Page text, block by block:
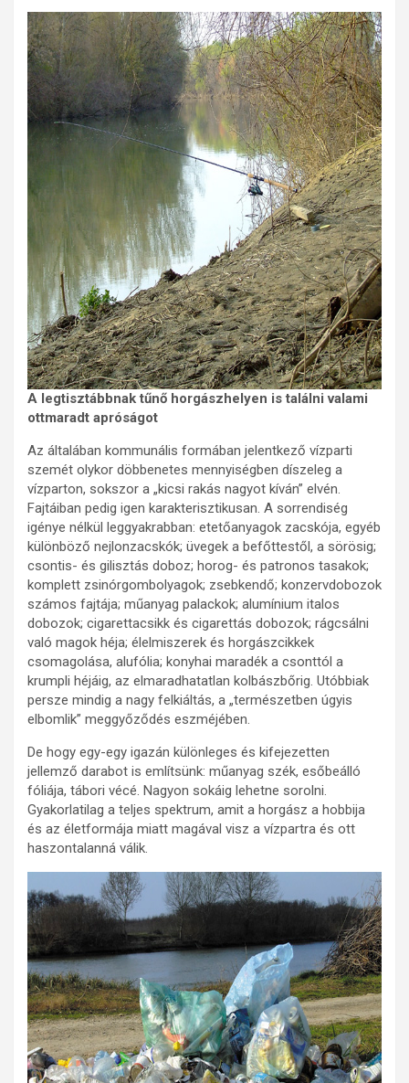
A legtisztábbnak tűnő horgászhelyen is találni valami
ottmaradt apróságot
Az általában kommunális formában jelentkező vízparti
szemét olykor döbbenetes mennyiségben díszeleg a
vízparton, sokszor a „kicsi rakás nagyot kíván” elvén.
Fajtáiban pedig igen karakterisztikusan. A sorrendiség
igénye nélkül leggyakrabban: etetőanyagok zacskója, egyéb
különböző nejlonzacskók; üvegek a befőttestől, a sörösig;
csontis- és gilisztás doboz; horog- és patronos tasakok;
komplett zsinórgombolyagok; zsebkendő; konzervdobozok
számos fajtája; műanyag palackok; alumínium italos
dobozok; cigarettacsikk és cigarettás dobozok; rágcsálni
való magok héja; élelmiszerek és horgászcikkek
csomagolása, alufólia; konyhai maradék a csonttól a
krumpli héjáig, az elmaradhatatlan kolbászbőrig. Utóbbiak
persze mindig a nagy felkiáltás, a „természetben úgyis
elbomlik” meggyőződés eszméjében.
De hogy egy-egy igazán különleges és kifejezetten
jellemző darabot is említsünk: műanyag szék, esőbeálló
fóliája, tábori vécé. Nagyon sokáig lehetne sorolni.
Gyakorlatilag a teljes spektrum, amit a horgász a hobbija
és az életformája miatt magával visz a vízpartra és ott
haszontalanná válik.